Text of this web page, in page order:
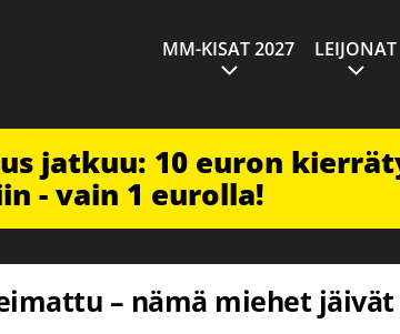
MM-KISAT 2027 LEIJONAT
jatkuu: 10 euron
- vain 1 eurolla!
– nämä miehet jäivät